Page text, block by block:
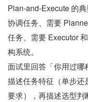
Plan-and-Execute 的
协调任务、需要
任务、需要 Executor
构系统。
面试里回答「你用过
描述任务特征（单步
要求），再描述选型